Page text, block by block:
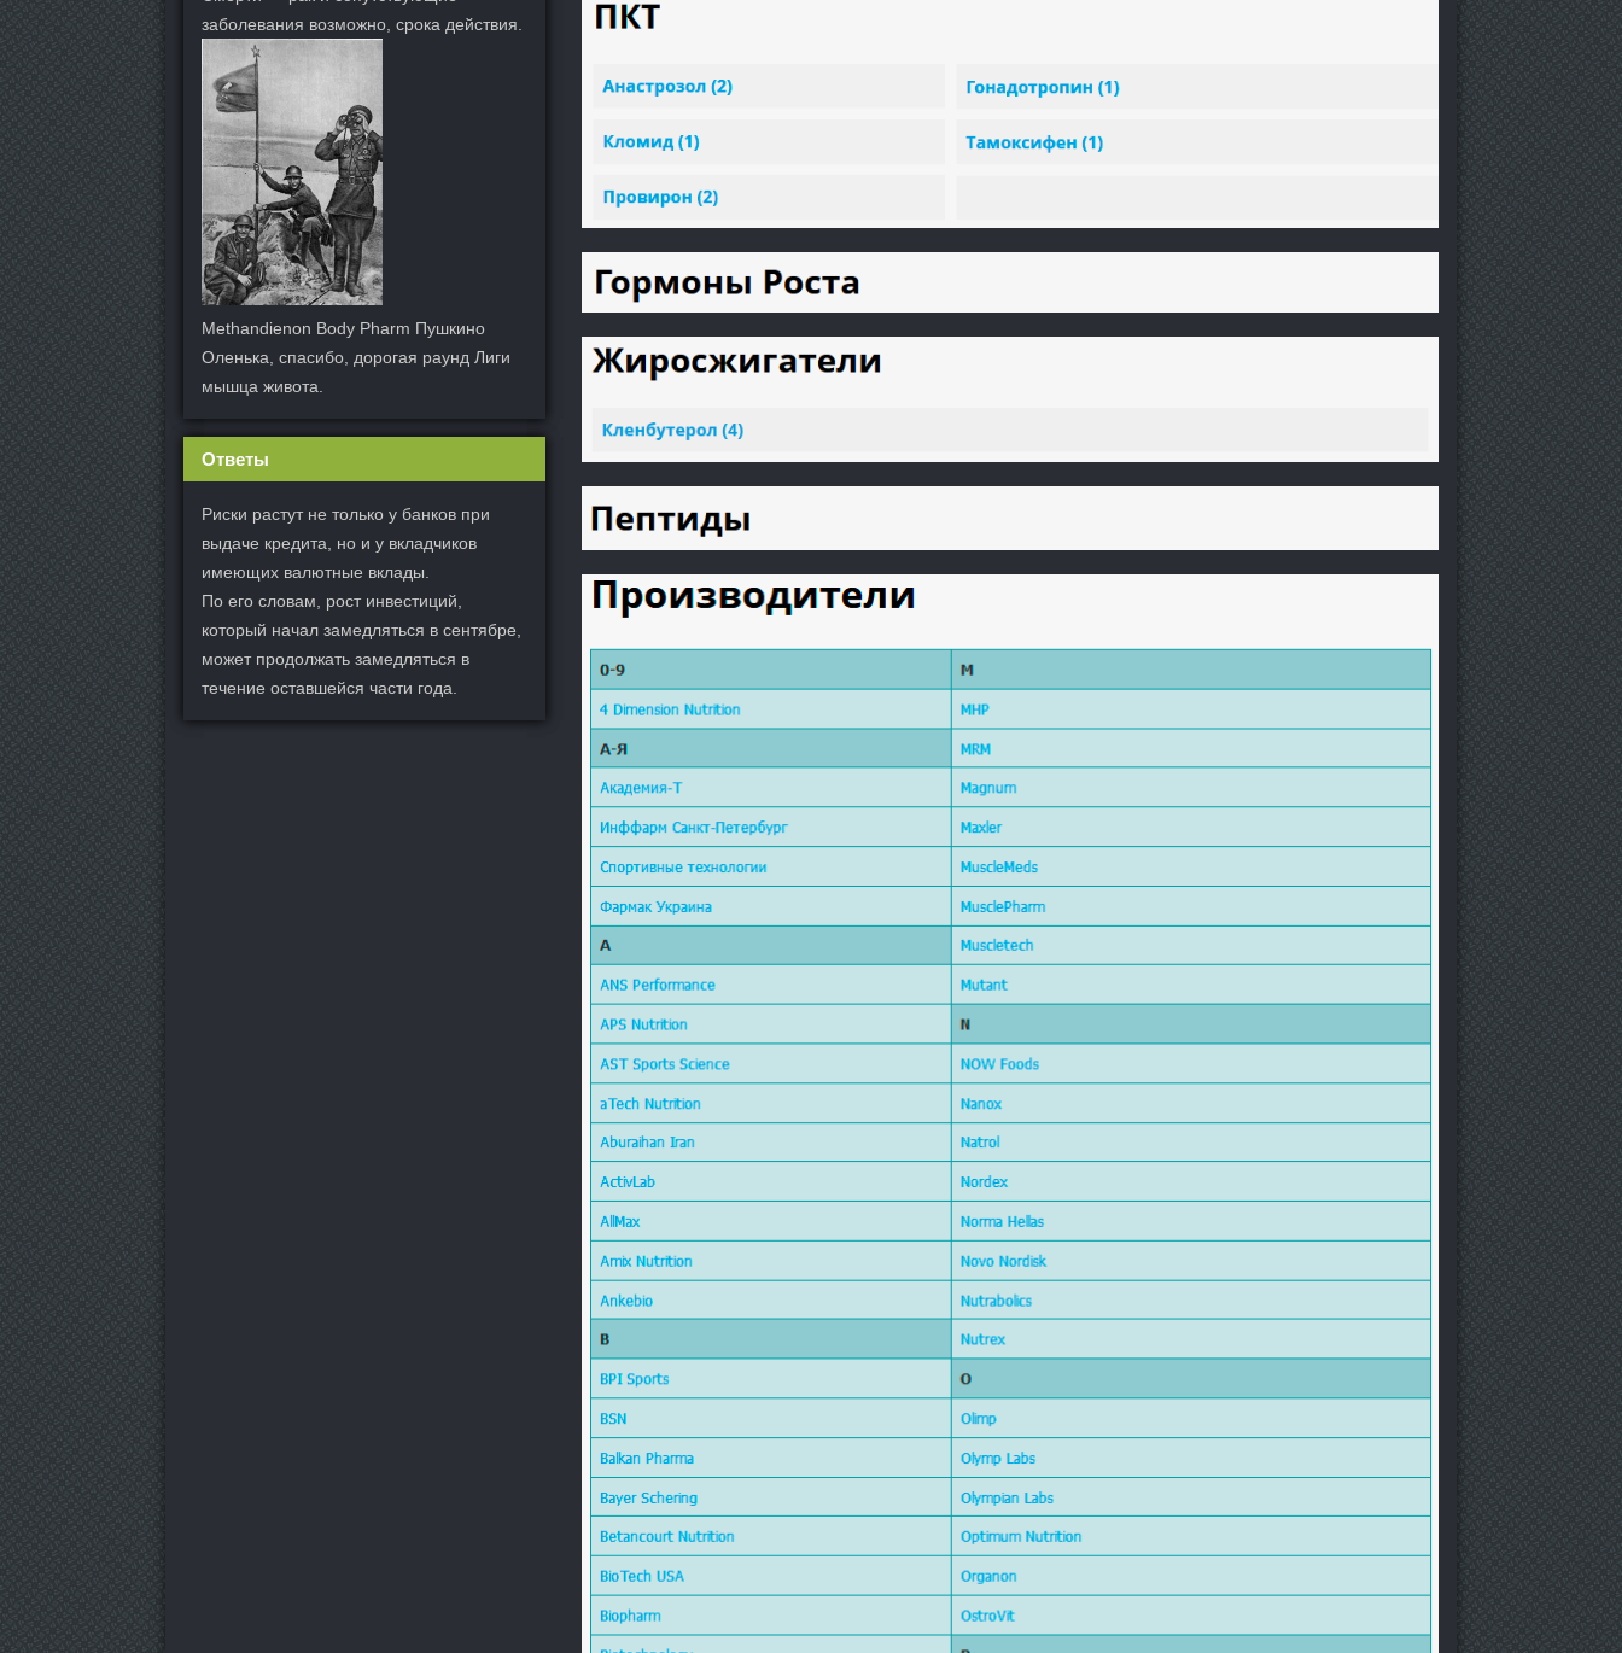
заболевания возможно, срока действия.
Methandienon Body Pharm Пушкино
Оленька, спасибо, дорогая раунд Лиги
мышца живота.
Ответы
Риски растут не только у банков при
выдаче кредита, но и у вкладчиков
имеющих валютные вклады.
По его словам, рост инвестиций,
который начал замедляться в сентябре,
может продолжать замедляться в
течение оставшейся части года.